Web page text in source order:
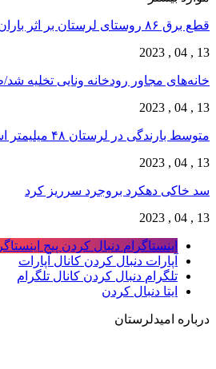
قطع برق ۸۶ روستای لرستان بر اثر باران و باد شدید
13 , 04 , 2023
خانه‌های مجاور رودخانه ونایی تخلیه
13 , 04 , 2023
متوسط بارندگی در لرستان ۴۸ میلیمتر است/ تخلیه ۳ روستای در…
13 , 04 , 2023
سد خاکی دهکرد بروجرد سرریز کرد
13 , 04 , 2023
اینستاگرام دنبال کردن پیج
آپارات دنبال کردن کانال آپارات
تلگرام دنبال کردن کانال تلگرام
ایتا دنبال کردن
درباره امیدلرستان